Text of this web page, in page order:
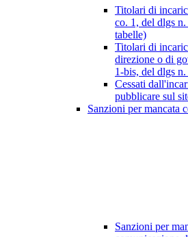
Titolari di
co. 1, del dlgs
tabelle)
Titolari di
direzione o di
1-bis, del dlgs
Cessati
pubblicare sul
Sanzioni per mancata
Sanzioni per